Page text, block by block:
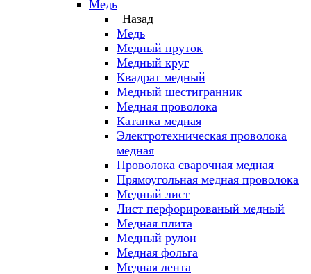
Медь
Назад
Медь
Медный пруток
Медный круг
Квадрат медный
Медный шестигранник
Медная проволока
Катанка медная
Электротехническая проволока
медная
Проволока сварочная медная
Прямоугольная медная проволока
Медный лист
Лист перфорированый медный
Медная плита
Медный рулон
Медная фольга
Медная лента